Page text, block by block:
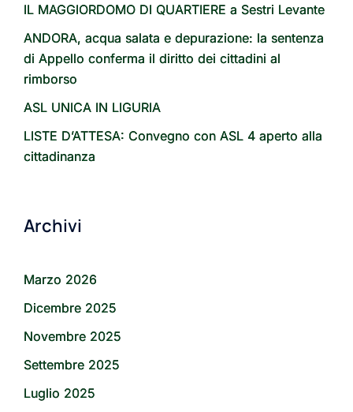
IL MAGGIORDOMO DI QUARTIERE a Sestri Levante
ANDORA, acqua salata e depurazione: la sentenza
di Appello conferma il diritto dei cittadini al
rimborso
ASL UNICA IN LIGURIA
LISTE D’ATTESA: Convegno con ASL 4 aperto alla
cittadinanza
Archivi
Marzo 2026
Dicembre 2025
Novembre 2025
Settembre 2025
Luglio 2025